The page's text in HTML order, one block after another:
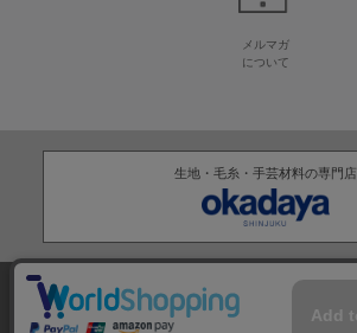
メルマガ
について
生地・毛糸・手芸材料の専門店
株式会社オカダヤ